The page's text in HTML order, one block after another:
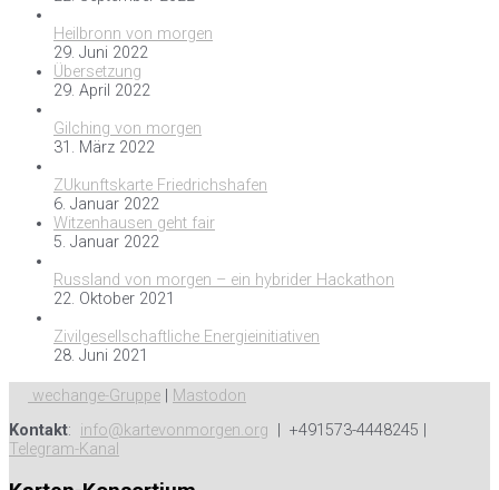
Heilbronn von morgen
29. Juni 2022
Übersetzung
29. April 2022
Gilching von morgen
31. März 2022
ZUkunftskarte Friedrichshafen
6. Januar 2022
Witzenhausen geht fair
5. Januar 2022
Russland von morgen – ein hybrider Hackathon
22. Oktober 2021
Zivilgesellschaftliche Energieinitiativen
28. Juni 2021
wechange-Gruppe
Mastodon
Kontakt: info@kartevonmorgen.org | +491573-4448245 |
Telegram-Kanal